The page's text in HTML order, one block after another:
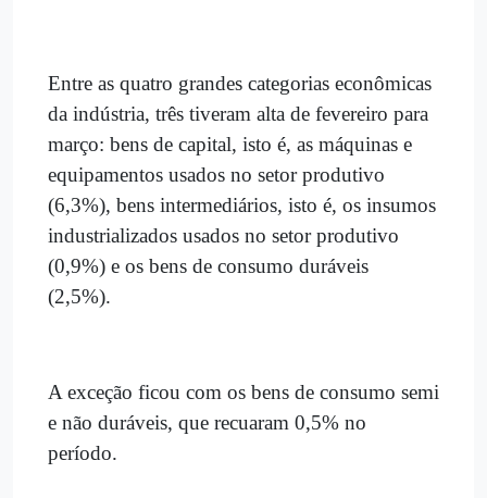
Entre as quatro grandes categorias econômicas
da indústria, três tiveram alta de fevereiro para
março: bens de capital, isto é, as máquinas e
equipamentos usados no setor produtivo
(6,3%), bens intermediários, isto é, os insumos
industrializados usados no setor produtivo
(0,9%) e os bens de consumo duráveis
(2,5%).
A exceção ficou com os bens de consumo semi
e não duráveis, que recuaram 0,5% no
período.